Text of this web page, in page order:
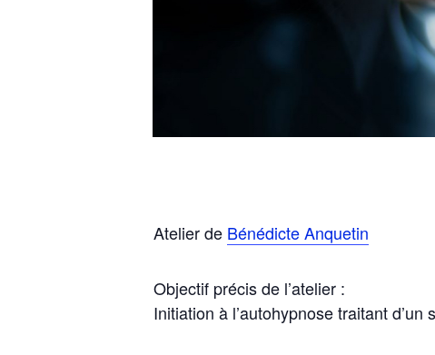
Atelier de Bénédicte Anquetin
Objectif précis de l’atelier :
Initiation à l’autohypnose traitant d’un